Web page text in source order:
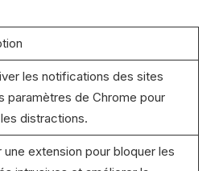
les notifications des sites
paramètres de Chrome pour
distractions.
une extension pour bloquer les